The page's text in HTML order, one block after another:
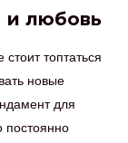
и любовь
топтаться
новые
для
постоянно